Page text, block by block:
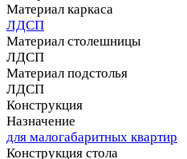
Материал каркаса
ЛДСП
Материал столешницы
ЛДСП
Материал подстолья
ЛДСП
Конструкция
Назначение
для малогабаритных квартир
Конструкция стола